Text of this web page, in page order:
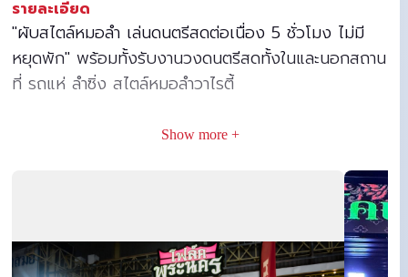
รายละเอียด
"ผับสไตล์หมอลำ เล่นดนตรีสดต่อเนื่อง 5 ชั่วโมง ไม่มี
หยุดพัก" พร้อมทั้งรับงานวงดนตรีสดทั้งในและนอกสถาน
ที่ รถแห่ ลำซิ่ง สไตล์หมอลำวาไรตี้
Show more +